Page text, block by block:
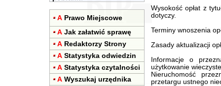
A Prawo Miejscowe
A Jak załatwić sprawę
A Redaktorzy Strony
A Statystyka odwiedzin
A Statystyka czytalności
A Wyszukaj urzędnika
Wysokość opłat z
dotyczy.
Terminy wnoszenia
Zasady aktualizacji
Informacje o
użytkowanie
Nieruchomość
przetargu ustnego